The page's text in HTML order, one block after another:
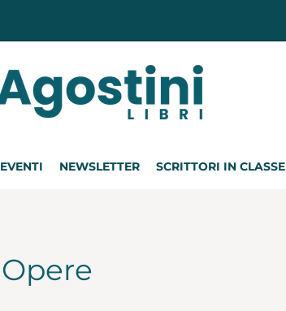
EVENTI NEWSLETTER SCRITTORI IN CLASSE
Opere